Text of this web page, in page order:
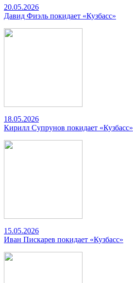
20.05.2026
Давид Фиэль покидает «Кузбасс»
18.05.2026
Кирилл Супрунов покидает «Кузбасс»
15.05.2026
Иван Пискарев покидает «Кузбасс»